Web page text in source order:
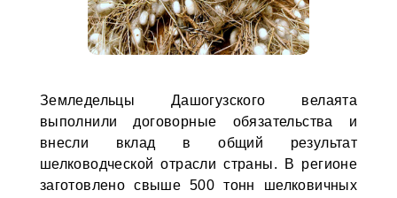
Земледельцы Дашогузского велаята
выполнили договорные обязательства и
внесли вклад в общий результат
шелководческой отрасли страны. В регионе
заготовлено свыше 500 тонн шелковичных